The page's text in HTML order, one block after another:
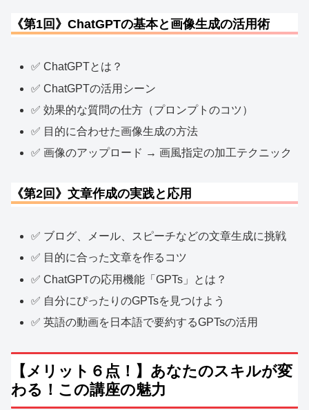
《第1回》ChatGPTの基本と画像生成の活用術
✅ ChatGPTとは？
✅ ChatGPTの活用シーン
✅ 効果的な質問の仕方（プロンプトのコツ）
✅ 目的に合わせた画像生成の方法
✅ 画像のアップロード → 画風指定の加工テクニック
《第2回》文章作成の実践と応用
✅ ブログ、メール、スピーチなどの文章生成に挑戦
✅ 目的に合った文章を作るコツ
✅ ChatGPTの応用機能「GPTs」とは？
✅ 自分にぴったりのGPTsを見つけよう
✅ 英語の動画を日本語で要約するGPTsの活用
【メリット６点！】あなたのスキルが変
わる！この講座の魅力